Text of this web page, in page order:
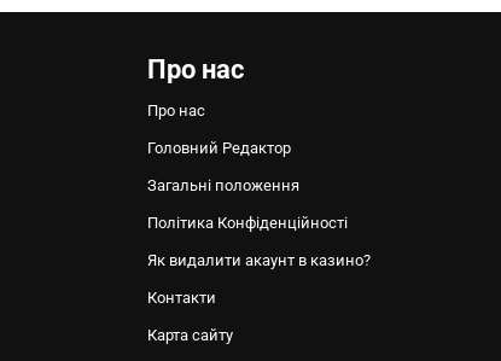
Про нас
Про нас
Головний Редактор
Загальні положення
Політика Конфіденційності
Як видалити акаунт в казино?
Контакти
Карта сайту